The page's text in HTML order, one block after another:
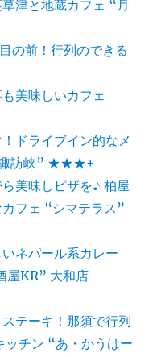
の
ス
ン”
津と地蔵カフェ “月
の前！行列のできる
美味しいカフェ
ドライブイン的なメ
諏訪峡” ★★★+
ら美味しピザを♪ 柏屋
フェ “シマテラス”
いネパール系カレー
屋KR” 大和店
ステーキ！那須で行列
ッチン “あ・かうはー